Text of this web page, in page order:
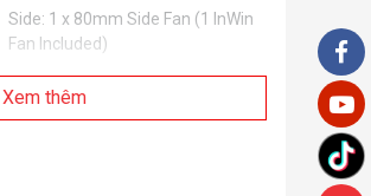
Side: 1 x 80mm Side Fan (1 InWin
Fan Included)
InWin 200W PSU Included
Xem thêm